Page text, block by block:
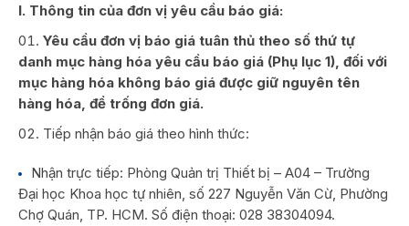
I. Thông tin của đơn vị yêu cầu báo giá:
Yêu cầu đơn vị báo giá tuân thủ theo số thứ tự
danh mục hàng hóa yêu cầu báo giá (Phụ lục 1), đối với
mục hàng hóa không báo giá được giữ nguyên tên
hàng hóa, để trống đơn giá.
Tiếp nhận báo giá theo hình thức:
Nhận trực tiếp: Phòng Quản trị Thiết bị – A04 – Trường
Đại học Khoa học tự nhiên, số 227 Nguyễn Văn Cừ, Phường
Chợ Quán, TP. HCM. Số điện thoại: 028 38304094.